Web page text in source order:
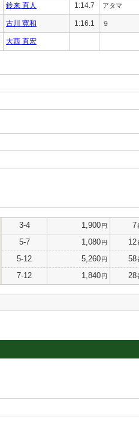
鈴来 直人 1:14.7 アタマ
古川 寛和 1:16.1 ９
大西 直宏
3-4 1,900円 7
5-7 1,080円 12
5-12 5,260円 58
7-12 1,840円 28